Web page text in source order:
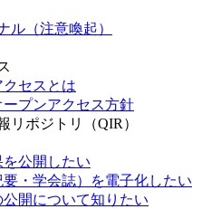
ル（注意喚起）
セスとは
ープンアクセス方針
リポジトリ（QIR）
公開したい
・学会誌）を電子化したい
開について知りたい